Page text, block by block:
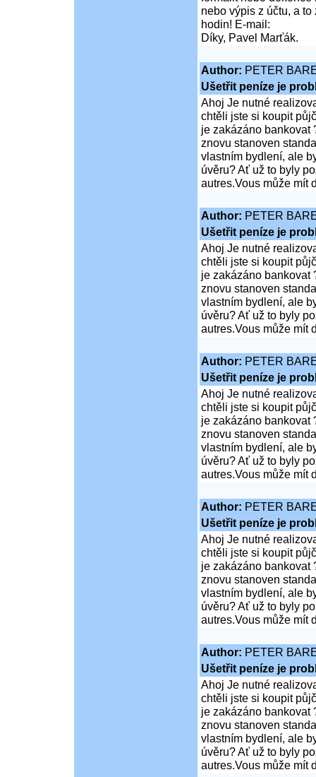
nebo výpis z účtu, a
hodin! E-mail:
Díky, Pavel Marťák.
Author: PETER
Ušetřit peníze je
Ahoj Je nutné
chtěli jste si koupit
je zakázáno bankovat
znovu stanoven
vlastním bydlení, ale
úvěru? Ať už to byly
autres.Vous může mít
Author: PETER
Ušetřit peníze je
Ahoj Je nutné
chtěli jste si koupit
je zakázáno bankovat
znovu stanoven
vlastním bydlení, ale
úvěru? Ať už to byly
autres.Vous může mít
Author: PETER
Ušetřit peníze je
Ahoj Je nutné
chtěli jste si koupit
je zakázáno bankovat
znovu stanoven
vlastním bydlení, ale
úvěru? Ať už to byly
autres.Vous může mít
Author: PETER
Ušetřit peníze je
Ahoj Je nutné
chtěli jste si koupit
je zakázáno bankovat
znovu stanoven
vlastním bydlení, ale
úvěru? Ať už to byly
autres.Vous může mít
Author: PETER
Ušetřit peníze je
Ahoj Je nutné
chtěli jste si koupit
je zakázáno bankovat
znovu stanoven
vlastním bydlení, ale
úvěru? Ať už to byly
autres.Vous může mít